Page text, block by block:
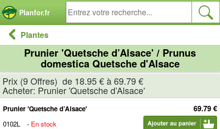
Planfor.fr
Plantes
Prunier 'Quetsche d’Alsace' / Prunus
domestica Quetsche d'Alsace
Prix (9 Offres) de 18.95 € à 69.79 €
Acheter: Prunier 'Quetsche d’Alsace'
69.79 €
Prunier 'Quetsche d’Alsace'
0102L
- En stock
Panneau de gestion des cookies